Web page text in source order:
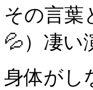
その言葉
💦）凄い
身体がし